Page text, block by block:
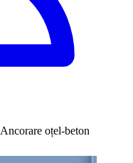
Ancorare oțel-beton